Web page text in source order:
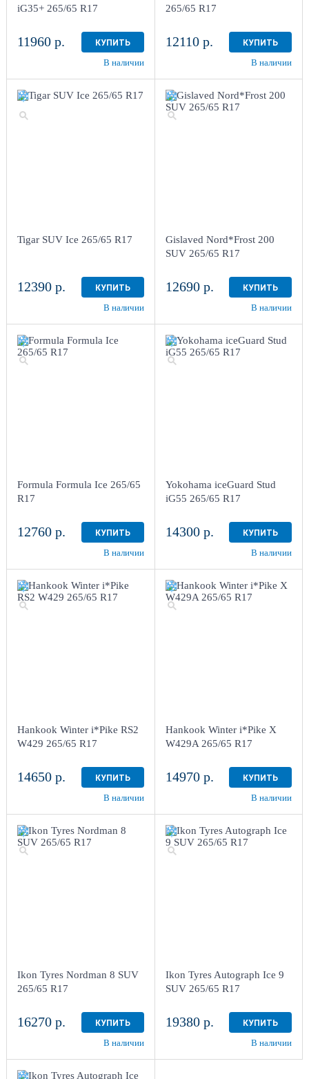
iG35+ 265/65 R17
11960 р. КУПИТЬ
В наличии
265/65 R17
12110 р. КУПИТЬ
В наличии
Tigar SUV Ice 265/65 R17
12390 р. КУПИТЬ
В наличии
Gislaved Nord*Frost 200
SUV 265/65 R17
12690 р. КУПИТЬ
В наличии
Formula Formula Ice 265/65
R17
12760 р. КУПИТЬ
В наличии
Yokohama iceGuard Stud
iG55 265/65 R17
14300 р. КУПИТЬ
В наличии
Hankook Winter i*Pike RS2
W429 265/65 R17
14650 р. КУПИТЬ
В наличии
Hankook Winter i*Pike X
W429A 265/65 R17
14970 р. КУПИТЬ
В наличии
Ikon Tyres Nordman 8 SUV
265/65 R17
16270 р. КУПИТЬ
В наличии
Ikon Tyres Autograph Ice 9
SUV 265/65 R17
19380 р. КУПИТЬ
В наличии